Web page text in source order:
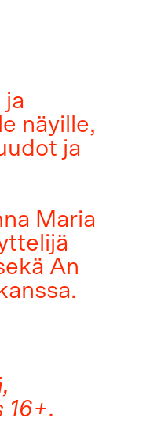
näyille,
ja
Maria
An
16+.